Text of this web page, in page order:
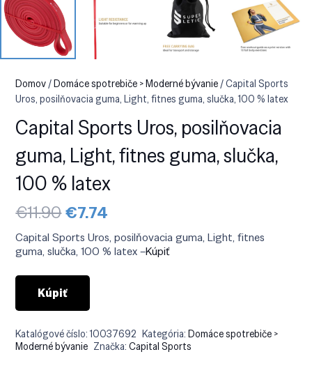
Domov/Domáce spotrebiče > Moderné bývanie/ Capital Sports
Uros, posilňovacia guma, Light, fitnes guma, slučka, 100 % latex
Capital Sports Uros, posilňovacia
guma, Light, fitnes guma, slučka,
100 % latex
€11.90Pôvodná
cena
bola:
€11.90.
€7.74
je:
€7.74.
Capital Sports Uros, posilňovacia guma, Light, fitnes
guma, slučka, 100 % latex –Kúpiť
Kúpiť
Katalógové číslo:10037692 Kategória:Domáce spotrebiče >
Moderné bývanie Značka:Capital Sports